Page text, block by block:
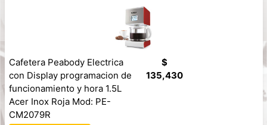
Cafetera Peabody Electrica
con Display programacion de
funcionamiento y hora 1.5L
Acer Inox Roja Mod: PE-
CM2079R
$
135,430